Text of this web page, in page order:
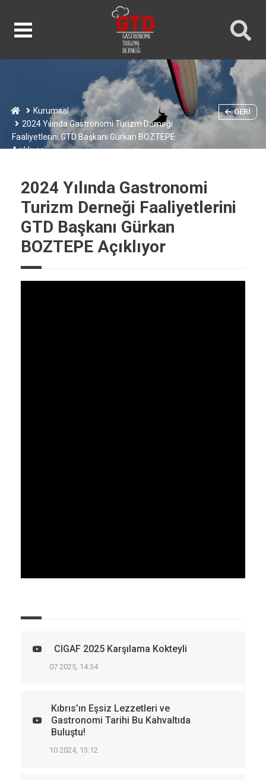
Kurumsal
2024 Yılında Gastronomi Turizm Derneği
Faaliyetlerini GTD Başkanı Gürkan BOZTEPE
Açıklıyor
GERI
2024 Yılında Gastronomi
Turizm Derneği Faaliyetlerini
GTD Başkanı Gürkan
BOZTEPE Açıklıyor
CIGAF 2025 Karşılama Kokteyli
07 2025, 14:34
Kıbrıs’ın Eşsiz Lezzetleri ve
Gastronomi Tarihi Bu Kahvaltıda
Buluştu!
10 2024, 13:12